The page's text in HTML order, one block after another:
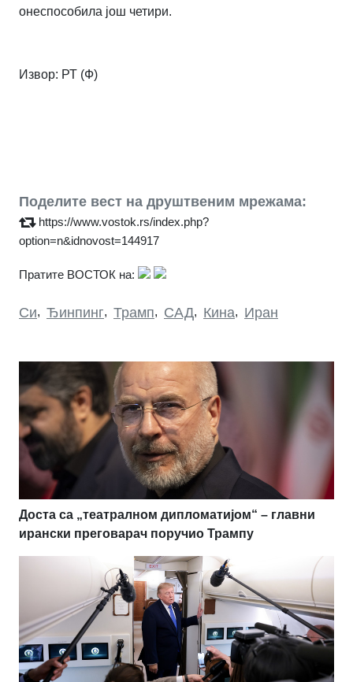
онеспособила још четири.
Извор: РТ (Ф)
Поделите вест на друштвеним мрежама:
https://www.vostok.rs/index.php?
option=n&idnovost=144917
Пратите ВОСТОК на:
Си, Ђинпинг, Трамп, САД, Кина, Иран
Доста са „театралном дипломатијом“ – главни
ирански преговарач поручио Трампу